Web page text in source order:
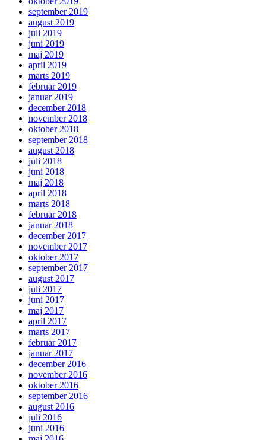
september 2019
august 2019
juli 2019
juni 2019
maj 2019
april 2019
marts 2019
februar 2019
januar 2019
december 2018
november 2018
oktober 2018
september 2018
august 2018
juli 2018
juni 2018
maj 2018
april 2018
marts 2018
februar 2018
januar 2018
december 2017
november 2017
oktober 2017
september 2017
august 2017
juli 2017
juni 2017
maj 2017
april 2017
marts 2017
februar 2017
januar 2017
december 2016
november 2016
oktober 2016
september 2016
august 2016
juli 2016
juni 2016